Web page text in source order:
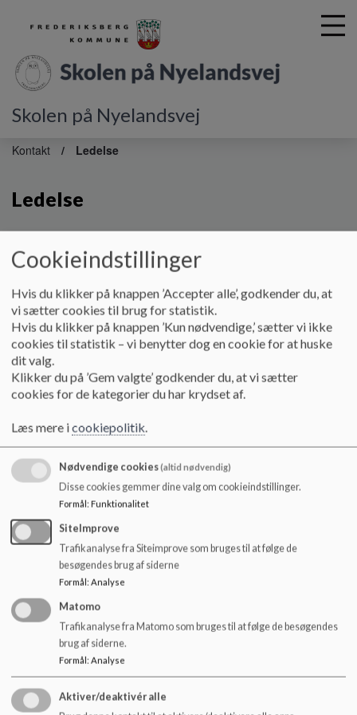
o
Skolen på Nyelandsvej
Kontakt Ledelse
Ledelse
Anja Horst
Email:anja.horst@frederiksberg.dk
Faglig leder med souscheffunktion
Marianne Illkjær
Telefon: 28 98 09 07
Email:mail01@frederiksberg.dk
Kristian Sebastian Miller Kaptain
Telefon: 28 98 09 05
Email:krikap@frederiksberg.dk
Faglig leder for administration
Birgitte Flader
Telefon: 38 21 09 04
Email:bifl01@frederiksberg.dk
Faglig leder for SFO
Telefon: 38 21 09 30 / 28 98 09 31
Email:
jewi01@frederiksberg.dk
Cookieindstillinger
Hvis du klikker på knappen ’Accepter alle’, godkender du, at
vi sætter cookies til brug for statistik.
Hvis du klikker på knappen ’Kun nødvendige,’ sætter vi ikke
cookies til statistik – vi benytter dog en cookie for at huske
dit valg.
Klikker du på ’Gem valgte’ godkender du, at vi sætter
cookies for de kategorier du har krydset af.
Læs mere icookiepolitik.
Nødvendige cookies(altid nødvendig)
Disse cookies gemmer dine valg om cookieindstillinger.
Formål: Funktionalitet
SiteImprove
Trafikanalyse fra Siteimprove som bruges til at følge de
besøgendes brug af siderne
Formål: Analyse
Matomo
Trafikanalyse fra Matomo som bruges til at følge de besøgendes
brug af siderne.
Formål: Analyse
Aktiver/deaktivér alle